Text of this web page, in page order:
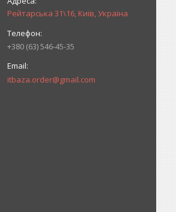
Рейтарська 31\16, Київ, Україна
+380 (63) 546-45-35
itbaza.order@gmail.com